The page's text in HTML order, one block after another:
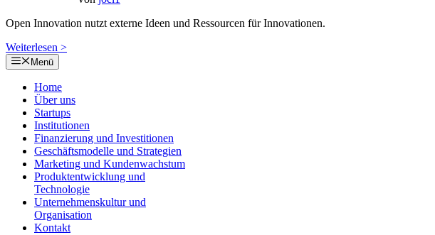
Open Innovation nutzt externe Ideen und Ressourcen für Innovationen.
Weiterlesen >
Menü
Home
Über uns
Startups
Institutionen
Finanzierung und Investitionen
Geschäftsmodelle und Strategien
Marketing und Kundenwachstum
Produktentwicklung und
Technologie
Unternehmenskultur und
Organisation
Kontakt